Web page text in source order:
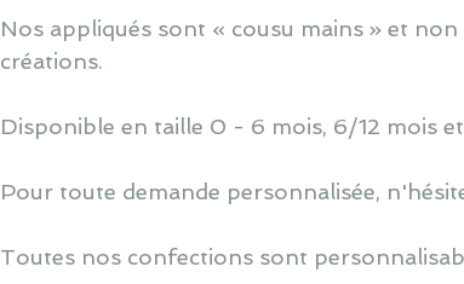
Nos appliqués sont « cousu mains » et
créations.
Disponible en taille 0 - 6 mois, 6/12 mois
Pour toute demande personnalisée,
Toutes nos confections sont